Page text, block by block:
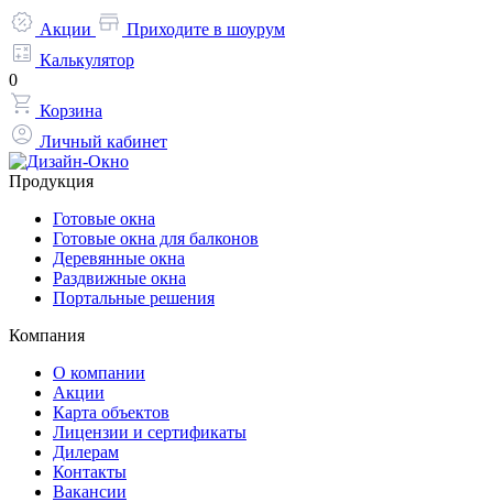
Акции
Приходите в шоурум
Калькулятор
0
Корзина
Личный кабинет
Продукция
Готовые окна
Готовые окна для балконов
Деревянные окна
Раздвижные окна
Портальные решения
Компания
О компании
Акции
Карта объектов
Лицензии и сертификаты
Дилерам
Контакты
Вакансии